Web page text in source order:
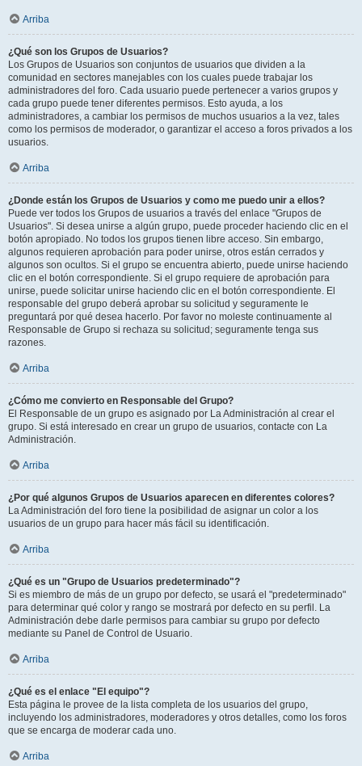
Arriba
¿Qué son los Grupos de Usuarios?
Los Grupos de Usuarios son conjuntos de usuarios que dividen a la
comunidad en sectores manejables con los cuales puede trabajar los
administradores del foro. Cada usuario puede pertenecer a varios grupos y
cada grupo puede tener diferentes permisos. Esto ayuda, a los
administradores, a cambiar los permisos de muchos usuarios a la vez, tales
como los permisos de moderador, o garantizar el acceso a foros privados a los
usuarios.
Arriba
¿Donde están los Grupos de Usuarios y como me puedo unir a ellos?
Puede ver todos los Grupos de usuarios a través del enlace "Grupos de
Usuarios". Si desea unirse a algún grupo, puede proceder haciendo clic en el
botón apropiado. No todos los grupos tienen libre acceso. Sin embargo,
algunos requieren aprobación para poder unirse, otros están cerrados y
algunos son ocultos. Si el grupo se encuentra abierto, puede unirse haciendo
clic en el botón correspondiente. Si el grupo requiere de aprobación para
unirse, puede solicitar unirse haciendo clic en el botón correspondiente. El
responsable del grupo deberá aprobar su solicitud y seguramente le
preguntará por qué desea hacerlo. Por favor no moleste continuamente al
Responsable de Grupo si rechaza su solicitud; seguramente tenga sus
razones.
Arriba
¿Cómo me convierto en Responsable del Grupo?
El Responsable de un grupo es asignado por La Administración al crear el
grupo. Si está interesado en crear un grupo de usuarios, contacte con La
Administración.
Arriba
¿Por qué algunos Grupos de Usuarios aparecen en diferentes colores?
La Administración del foro tiene la posibilidad de asignar un color a los
usuarios de un grupo para hacer más fácil su identificación.
Arriba
¿Qué es un "Grupo de Usuarios predeterminado"?
Si es miembro de más de un grupo por defecto, se usará el "predeterminado"
para determinar qué color y rango se mostrará por defecto en su perfil. La
Administración debe darle permisos para cambiar su grupo por defecto
mediante su Panel de Control de Usuario.
Arriba
¿Qué es el enlace "El equipo"?
Esta página le provee de la lista completa de los usuarios del grupo,
incluyendo los administradores, moderadores y otros detalles, como los foros
que se encarga de moderar cada uno.
Arriba